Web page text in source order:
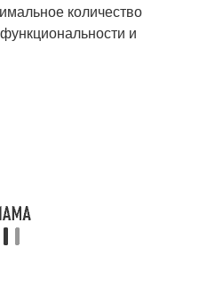
количество
и